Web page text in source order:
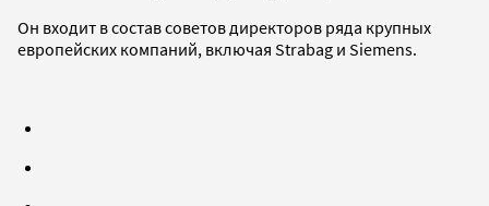
Он входит в состав советов директоров ряда крупных
европейских компаний, включая Strabag и Siemens.